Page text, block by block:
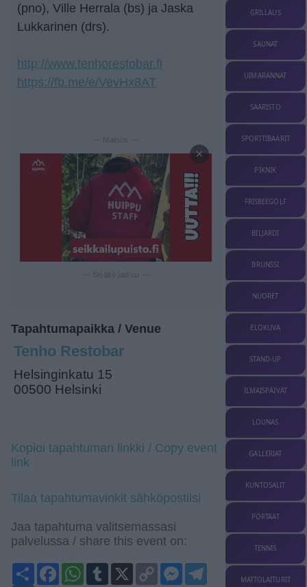
(pno), Ville Herrala (bs) ja Jaska
Lukkarinen (drs).
http://www.tenhorestobar.fi
https://fb.me/e/VevHx8AT
— Mainos —
×
Tapahtumapaikka / Venue
Tenho Restobar
Helsinginkatu 15
00500 Helsinki
Kopioi tapahtuman linkki / Copy event
link
Tilaa tapahtumavinkit sähköpostiisi
Jaa tapahtuma valitsemassasi
palvelussa / share this event on:
ShareFacebookWhatsApp
Tumblr
X
Copy
Link
Messenger
Telegram
GRILLAUS
SAUNAT
UIMARANNAT
SAARISTO
SPORTTIBAARIT
PIKNIK
FRISBEEGOLF
BILJARDI
BRUNSSI
NUORET
ELOKUVA
STAND-UP
ILMAISPÄIVÄT
LOUNAS
GALLERIAT
KUNTOSALIT
PORTAAT
TENNIS
MATTOLAITURIT